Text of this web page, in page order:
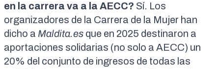
en la carrera va a la AECC? Sí. Los
organizadores de la Carrera de la Mujer han
dicho a Maldita.es que en 2025 destinaron a
aportaciones solidarias (no solo a AECC) un
20% del conjunto de ingresos de todas las